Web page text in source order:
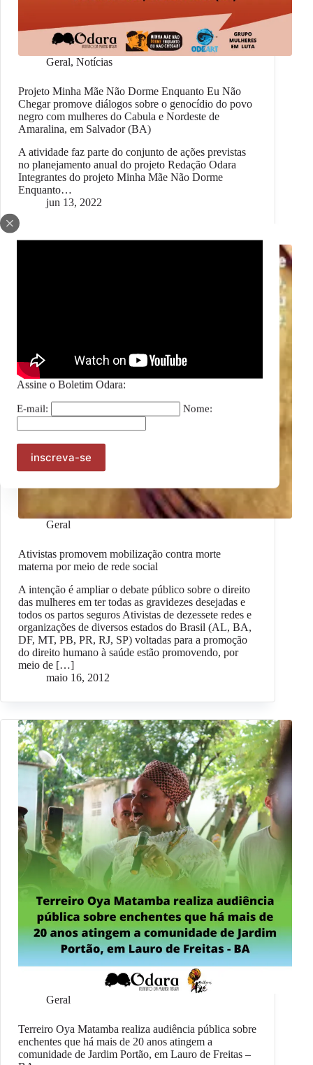
Assine o Boletim Odara:
E-mail: Nome:
Geral, Notícias
Projeto Minha Mãe Não Dorme Enquanto Eu Não
Chegar promove diálogos sobre o genocídio do povo
negro com mulheres do Cabula e Nordeste de
Amaralina, em Salvador (BA)
A atividade faz parte do conjunto de ações previstas
no planejamento anual do projeto Redação Odara
Integrantes do projeto Minha Mãe Não Dorme
Enquanto…
jun 13, 2022
Geral
Ativistas promovem mobilização contra morte
materna por meio de rede social
A intenção é ampliar o debate público sobre o direito
das mulheres em ter todas as gravidezes desejadas e
todos os partos seguros Ativistas de dezessete redes e
organizações de diversos estados do Brasil (AL, BA,
DF, MT, PB, PR, RJ, SP) voltadas para a promoção
do direito humano à saúde estão promovendo, por
meio de […]
maio 16, 2012
Geral
Terreiro Oya Matamba realiza audiência pública sobre
enchentes que há mais de 20 anos atingem a
comunidade de Jardim Portão, em Lauro de Freitas –